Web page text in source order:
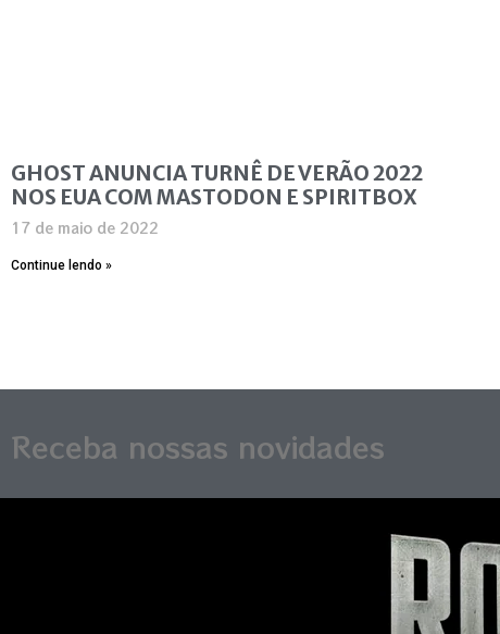
GHOST ANUNCIA TURNÊ DE VERÃO 2022
NOS EUA COM MASTODON E SPIRITBOX
17 de maio de 2022
Continue lendo »
Receba nossas novidades